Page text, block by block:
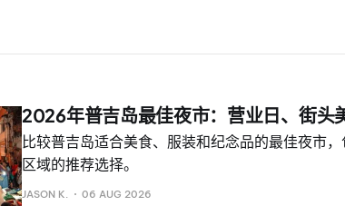
2026年普吉岛最佳夜市：营业日、街头
比较普吉岛适合美食、服装和纪念品的最佳夜市
区域的推荐选择。
JASON K. 06 AUG 2026